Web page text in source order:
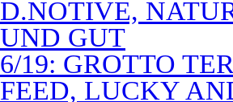
D.NOTIVE,
UND GUT
6/19: GROTTO
FEED, LUCKY